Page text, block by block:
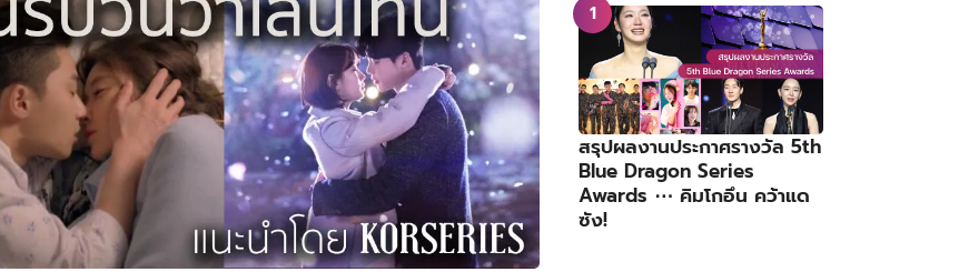
สรุปผลงานประกาศรางวัล 5th
Blue Dragon Series
Awards ⋯ คิมโกอึน คว้าแด
ซัง!